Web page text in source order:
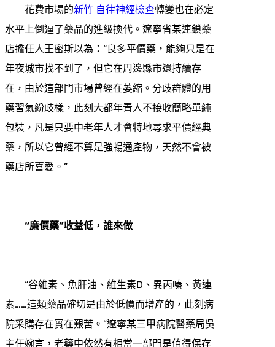
花費市場的新竹 自律神經檢查轉變也在必定
水平上倒逼了藥品的進級換代。遼寧省某連鎖藥
店擔任人王密斯以為：“良多平價藥，能夠只是在
年夜城市找不到了，但它在周邊縣市還持續存
在，由於這部門市場曾經在萎縮。分歧群體的用
藥習氣紛歧樣，此刻大都年青人不接收簡略單純
包裝，凡是只要中老年人才會特地尋求平價經典
藥，所以它曾經不算是強暢通產物，天然不會被
藥店所喜愛。”
“廉價藥”收益低，誰來做
“谷維素、魚肝油、維生素D、異丙嗪、黃連
素……這類藥品確切是由於低價而增產的，此刻病
院采購存在實在艱苦。”遼寧某三甲病院醫藥局吳
主任婉言，老藥中依然有相當一部門是值得保存